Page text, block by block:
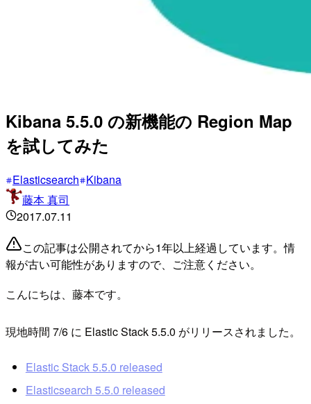
Kibana 5.5.0 の新機能の Region Map
を試してみた
Elasticsearch Kibana
藤本 真司
2017.07.11
この記事は公開されてから1年以上経過しています。情
報が古い可能性がありますので、ご注意ください。
こんにちは、藤本です。
現地時間 7/6 に Elastic Stack 5.5.0 がリリースされました。
Elastic Stack 5.5.0 released
Elasticsearch 5.5.0 released